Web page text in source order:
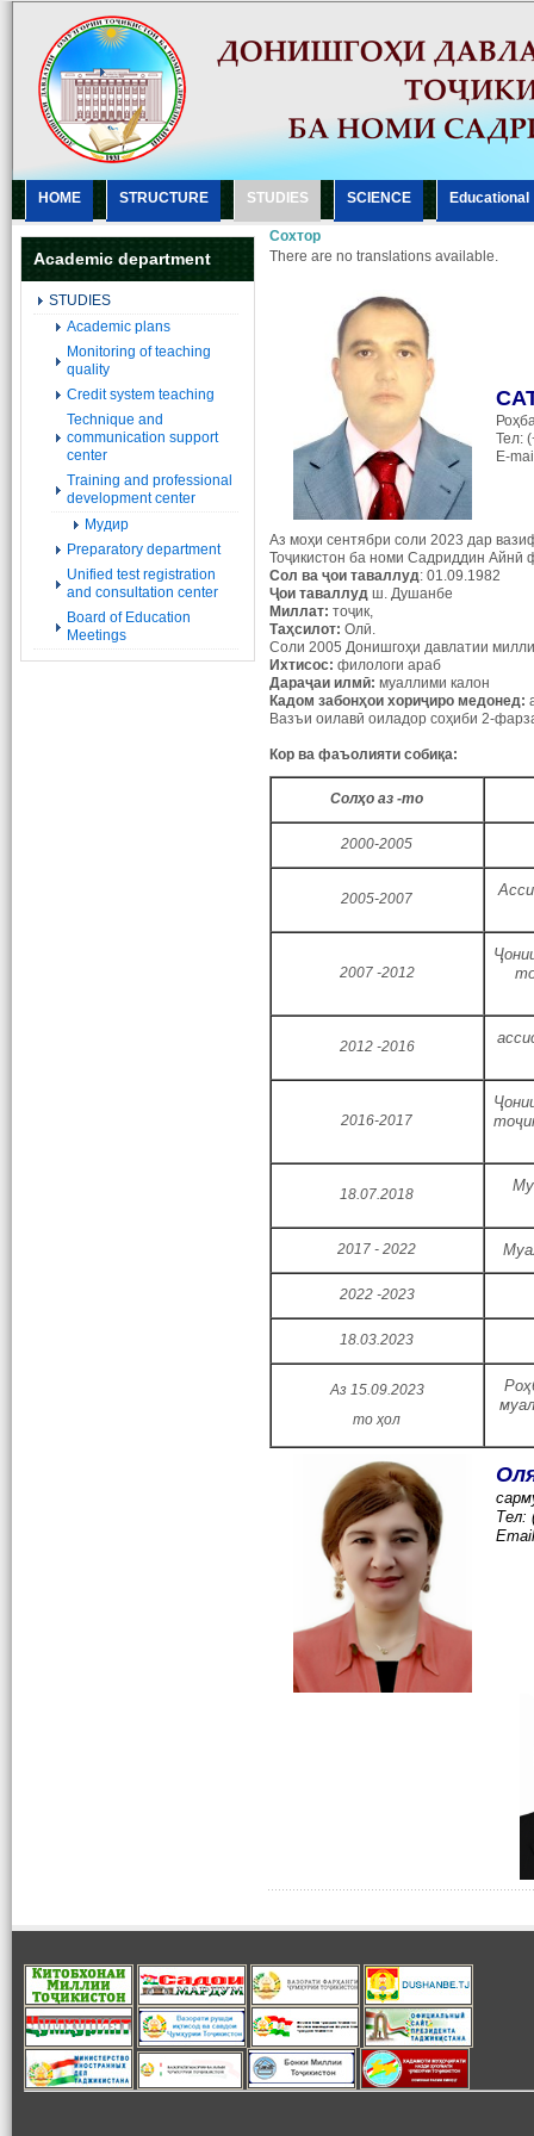
HOME STRUCTURE STUDIES SCIENCE Еducational
Academic department
STUDIES
Academic plans
Monitoring of teaching
quality
Credit system teaching
Technique and
communication support
center
Training and professional
development center
Мудир
Preparatory department
Unified test registration
and consultation center
Board of Education
Meetings
Сохтор
There are no translations available.
Тел:
E-
Аз моҳи сентябри соли 2023 дар
Тоҷикистон ба номи Садриддин Айнӣ
Сол ва ҷои таваллуд: 01.09.1982
Ҷои таваллуд ш. Душанбе
Миллат: тоҷик,
Таҳсилот: Олӣ.
Соли 2005 Донишгоҳи давлатии
Ихтисос: филологи араб
Дараҷаи илмӣ: муаллими калон
Кадом забонҳои хориҷиро медонед:
Вазъи оилавӣ оиладор соҳиби 2-
Кор ва фаъолияти собиқа:
Солҳо аз -то
2000-2005
2005-2007
2007 -2012
2012 -2016
2016-2017
18.07.2018
2017 - 2022
2022 -2023
18.03.2023
Аз 15.09.2023
то ҳол
Тел:
Email